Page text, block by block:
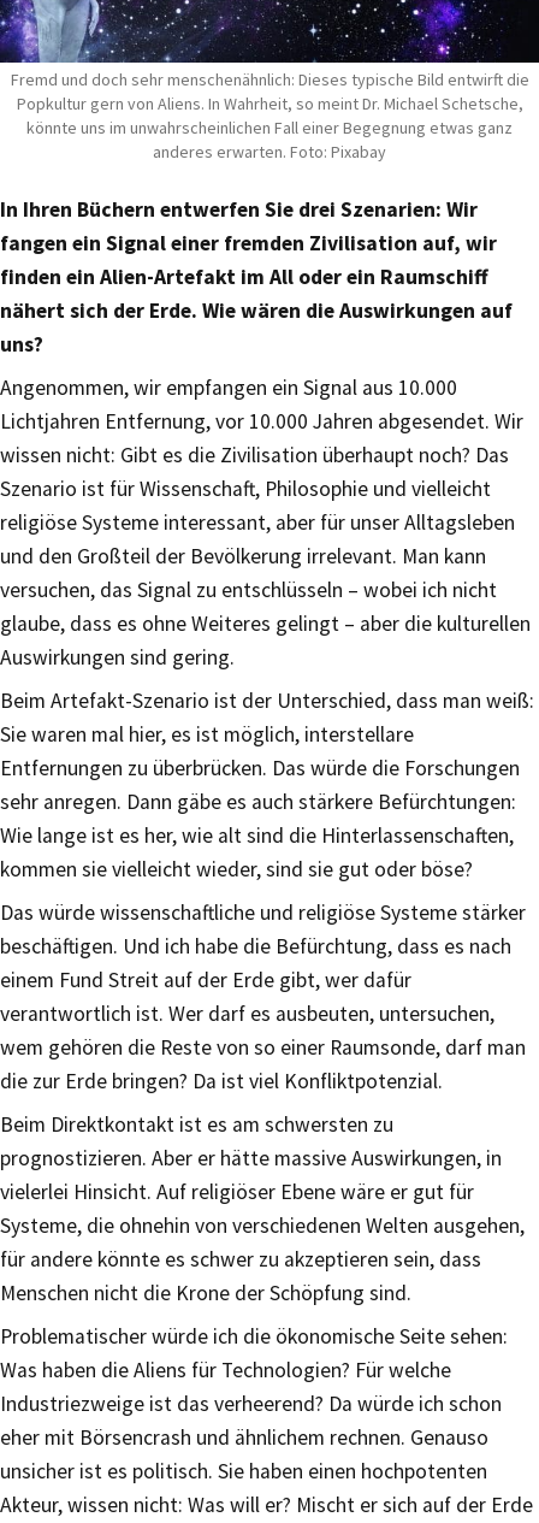
Fremd und doch sehr menschenähnlich: Dieses typische Bild entwirft die
Popkultur gern von Aliens. In Wahrheit, so meint Dr. Michael Schetsche,
könnte uns im unwahrscheinlichen Fall einer Begegnung etwas ganz
anderes erwarten. Foto: Pixabay
In Ihren Büchern entwerfen Sie drei Szenarien: Wir
fangen ein Signal einer fremden Zivilisation auf, wir
finden ein Alien-Artefakt im All oder ein Raumschiff
nähert sich der Erde. Wie wären die Auswirkungen auf
uns?
Angenommen, wir empfangen ein Signal aus 10.000
Lichtjahren Entfernung, vor 10.000 Jahren abgesendet. Wir
wissen nicht: Gibt es die Zivilisation überhaupt noch? Das
Szenario ist für Wissenschaft, Philosophie und vielleicht
religiöse Systeme interessant, aber für unser Alltagsleben
und den Großteil der Bevölkerung irrelevant. Man kann
versuchen, das Signal zu entschlüsseln – wobei ich nicht
glaube, dass es ohne Weiteres gelingt – aber die kulturellen
Auswirkungen sind gering.
Beim Artefakt-Szenario ist der Unterschied, dass man weiß:
Sie waren mal hier, es ist möglich, interstellare
Entfernungen zu überbrücken. Das würde die Forschungen
sehr anregen. Dann gäbe es auch stärkere Befürchtungen:
Wie lange ist es her, wie alt sind die Hinterlassenschaften,
kommen sie vielleicht wieder, sind sie gut oder böse?
Das würde wissenschaftliche und religiöse Systeme stärker
beschäftigen. Und ich habe die Befürchtung, dass es nach
einem Fund Streit auf der Erde gibt, wer dafür
verantwortlich ist. Wer darf es ausbeuten, untersuchen,
wem gehören die Reste von so einer Raumsonde, darf man
die zur Erde bringen? Da ist viel Konfliktpotenzial.
Beim Direktkontakt ist es am schwersten zu
prognostizieren. Aber er hätte massive Auswirkungen, in
vielerlei Hinsicht. Auf religiöser Ebene wäre er gut für
Systeme, die ohnehin von verschiedenen Welten ausgehen,
für andere könnte es schwer zu akzeptieren sein, dass
Menschen nicht die Krone der Schöpfung sind.
Problematischer würde ich die ökonomische Seite sehen:
Was haben die Aliens für Technologien? Für welche
Industriezweige ist das verheerend? Da würde ich schon
eher mit Börsencrash und ähnlichem rechnen. Genauso
unsicher ist es politisch. Sie haben einen hochpotenten
Akteur, wissen nicht: Was will er? Mischt er sich auf der Erde